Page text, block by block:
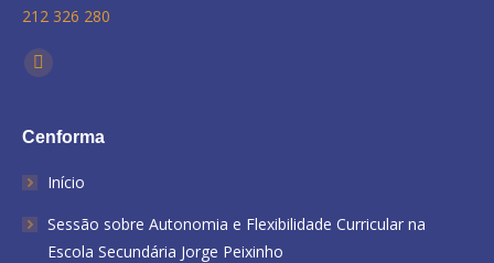
212 326 280
Find us on:
Facebook
Cenforma
Início
Sessão sobre Autonomia e Flexibilidade Curricular na
Escola Secundária Jorge Peixinho